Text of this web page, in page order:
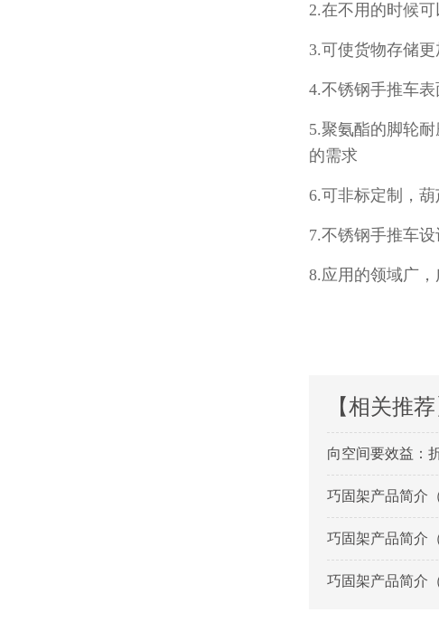
2.在不用的时候可以
3.可使货物存储
4.不锈钢手推车表
5.聚氨酯的脚轮耐磨
的需求
6.可非标定制
7.不锈钢手推车设
8.应用的领域广，
【相关推荐
向空间要效益
巧固架产品简介
巧固架产品简介
巧固架产品简介